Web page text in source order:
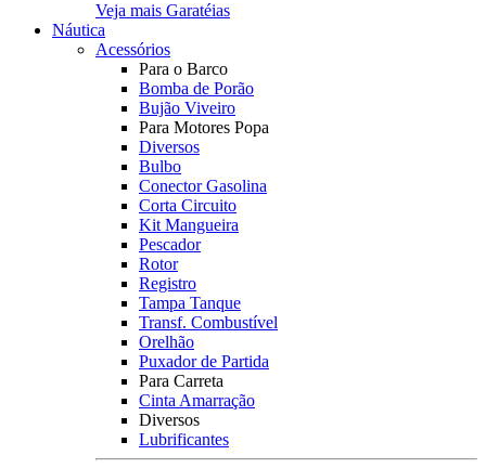
Veja mais Garatéias
Náutica
Acessórios
Para o Barco
Bomba de Porão
Bujão Viveiro
Para Motores Popa
Diversos
Bulbo
Conector Gasolina
Corta Circuito
Kit Mangueira
Pescador
Rotor
Registro
Tampa Tanque
Transf. Combustível
Orelhão
Puxador de Partida
Para Carreta
Cinta Amarração
Diversos
Lubrificantes